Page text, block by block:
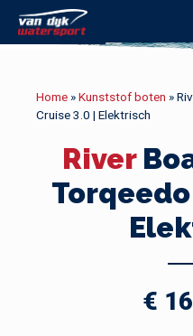
van Dijk
Home »Kunststof boten »
Cruise 3.0 | Elektrisch
River
Torqeedo
€